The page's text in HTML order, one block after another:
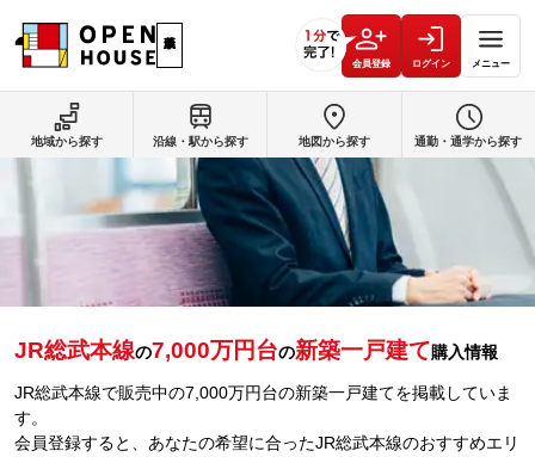
会員登録 ログイン メニュー
JR総武本線の7,000万円台の新築一戸建て購入情報
JR総武本線で販売中の7,000万円台の新築一戸建てを掲載していま
す。
会員登録すると、あなたの希望に合ったJR総武本線のおすすめエリ
地域から探す 沿線・駅から探す 地図から探す 通勤・通学から探す